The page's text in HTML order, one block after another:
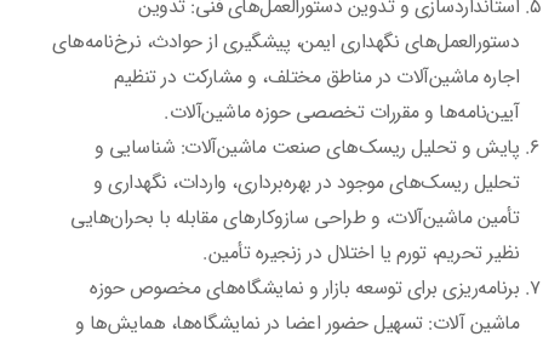
استانداردسازی و تدوین دستورالعمل‌های فنی: تدوین
دستورالعمل‌های نگهداری ایمن، پیشگیری از حوادث، نرخ‌نامه‌های
اجاره ماشین‌آلات در مناطق مختلف، و مشارکت در تنظیم
آیین‌نامه‌ها و مقررات تخصصی حوزه ماشین‌آلات.
پایش و تحلیل ریسک‌های صنعت ماشین‌آلات: شناسایی و
تحلیل ریسک‌های موجود در بهره‌برداری، واردات، نگهداری و
تأمین ماشین‌آلات، و طراحی سازوکارهای مقابله با بحران‌هایی
نظیر تحریم، تورم یا اختلال در زنجیره تأمین.
برنامه‌ریزی برای توسعه بازار و نمایشگاه‌های مخصوص حوزه
ماشین آلات: تسهیل حضور اعضا در نمایشگاه‌ها، همایش‌ها و